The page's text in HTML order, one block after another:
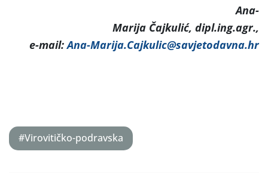
Ana-
Marija Čajkulić, dipl.ing.agr.,
e-mail:Ana-Marija.Cajkulic@savjetodavna.hr
#Virovitičko-podravska